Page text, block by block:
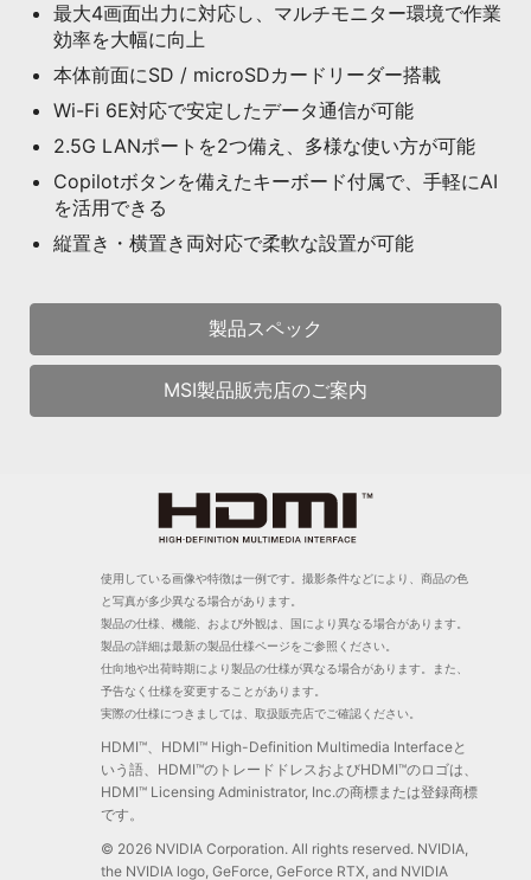
最大4画面出力に対応し、マルチモニター環境で作業
効率を大幅に向上
本体前面にSD / microSDカードリーダー搭載
Wi-Fi 6E対応で安定したデータ通信が可能
2.5G LANポートを2つ備え、多様な使い方が可能
Copilotボタンを備えたキーボード付属で、手軽にAI
を活用できる
縦置き・横置き両対応で柔軟な設置が可能
製品スペック
MSI製品販売店のご案内
使用している画像や特徴は一例です。撮影条件などにより、商品の色
と写真が多少異なる場合があります。
製品の仕様、機能、および外観は、国により異なる場合があります。
製品の詳細は最新の製品仕様ページをご参照ください。
仕向地や出荷時期により製品の仕様が異なる場合があります。また、
予告なく仕様を変更することがあります。
実際の仕様につきましては、取扱販売店でご確認ください。
HDMI™、HDMI™ High-Definition Multimedia Interfaceと
いう語、HDMI™のトレードドレスおよびHDMI™のロゴは、
HDMI™ Licensing Administrator, Inc.の商標または登録商標
です。
© 2026 NVIDIA Corporation. All rights reserved. NVIDIA,
the NVIDIA logo, GeForce, GeForce RTX, and NVIDIA